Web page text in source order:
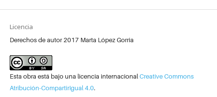
Licencia
Derechos de autor 2017 Marta López Gorria
Esta obra está bajo una licencia internacional Creative Commons
Atribución-CompartirIgual 4.0.